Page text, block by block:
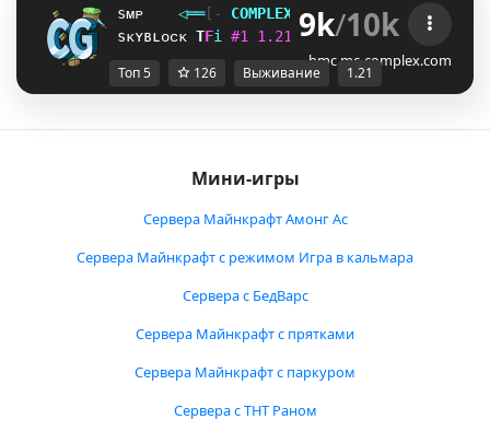
sᴍᴘ ◁══[‐ COMPL EX G A ING ‐]
sᴋʏʙʟᴏᴄᴋ V^i #1 1 . 21 ᴠᴀ ɴɪʟ ᴀ ɴᴇᴛᴡ ᴋ
9k/10k
bmc.mc-complex.com
Топ 5 126 Выживание 1.21
Мини-игры
Сервера Майнкрафт Амонг Ас
Сервера Майнкрафт с режимом Игра в кальмара
Сервера с БедВарс
Сервера Майнкрафт с прятками
Сервера Майнкрафт с паркуром
Сервера с ТНТ Раном